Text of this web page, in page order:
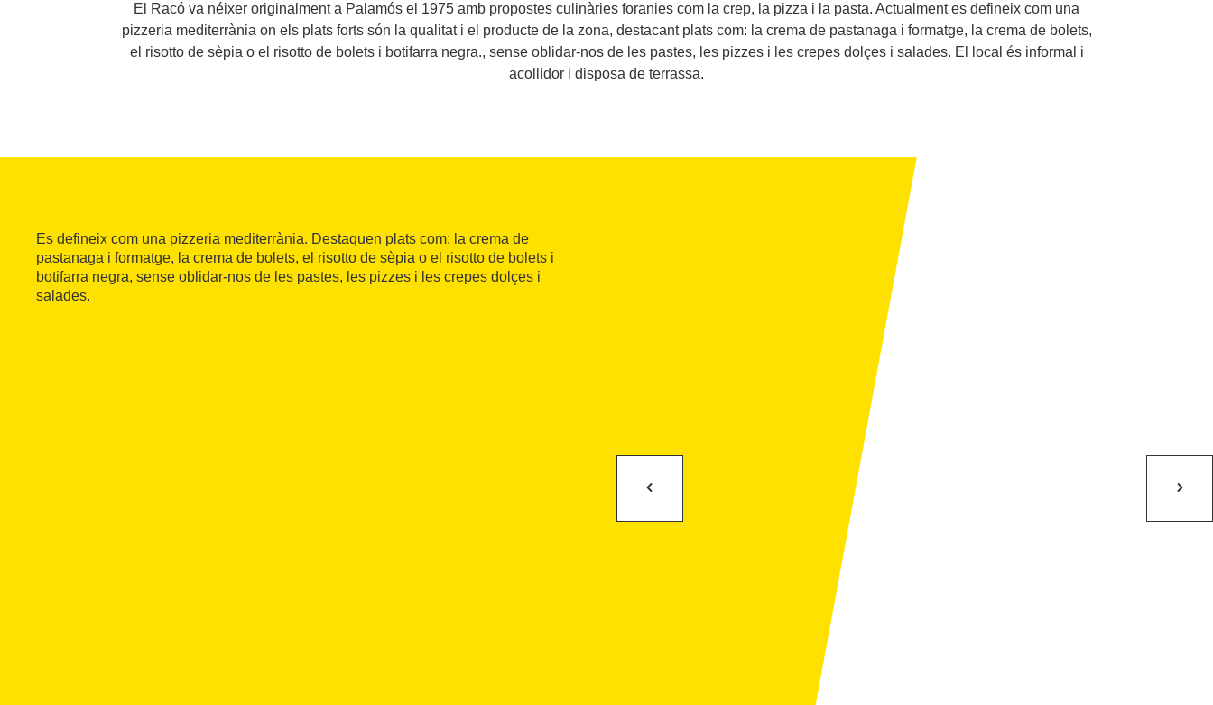
El Racó va néixer originalment a Palamós el 1975 amb propostes culinàries foranies com la crep, la pizza i la pasta. Actualment es defineix com una
pizzeria mediterrània on els plats forts són la qualitat i el producte de la zona, destacant plats com: la crema de pastanaga i formatge, la crema de bolets,
el risotto de sèpia o el risotto de bolets i botifarra negra., sense oblidar-nos de les pastes, les pizzes i les crepes dolçes i salades. El local és informal i
acollidor i disposa de terrassa.
Es defineix com una pizzeria mediterrània. Destaquen plats com: la crema de
pastanaga i formatge, la crema de bolets, el risotto de sèpia o el risotto de bolets i
botifarra negra, sense oblidar-nos de les pastes, les pizzes i les crepes dolçes i
salades.